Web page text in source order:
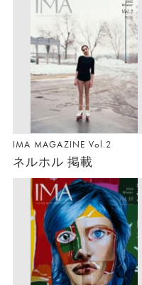
IMA MAGAZINE Vol.2
ネルホル 掲載